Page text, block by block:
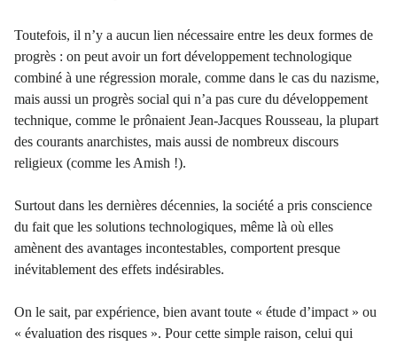
Toutefois, il n’y a aucun lien nécessaire entre les deux formes de
progrès : on peut avoir un fort développement technologique
combiné à une régression morale, comme dans le cas du nazisme,
mais aussi un progrès social qui n’a pas cure du développement
technique, comme le prônaient Jean-Jacques Rousseau, la plupart
des courants anarchistes, mais aussi de nombreux discours
religieux (comme les Amish !).
Surtout dans les dernières décennies, la société a pris conscience
du fait que les solutions technologiques, même là où elles
amènent des avantages incontestables, comportent presque
inévitablement des effets indésirables.
On le sait, par expérience, bien avant toute « étude d’impact » ou
« évaluation des risques ». Pour cette simple raison, celui qui